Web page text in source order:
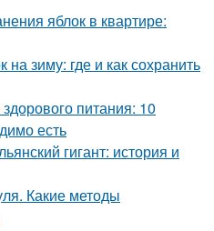
яблок в квартире:
зиму: где и как сохранить
питания: 10
есть
гигант: история и
Какие методы